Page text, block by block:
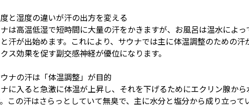
と湿度の違いが汗の出方を変える
は高温低湿で短時間に大量の汗をかきますが、お風呂は温水によ
汗が出始めます。これにより、サウナでは主に体温調整のための
ス効果を促す副交感神経が優位になります。
ナの汗は「体温調整」が目的
に入ると急激に体温が上昇し、それを下げるためにエクリン腺か
この汗はさらっとしていて無臭で、主に水分と塩分から成り立って